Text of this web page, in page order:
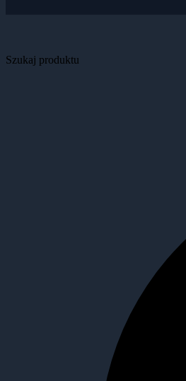
Szukaj produktu